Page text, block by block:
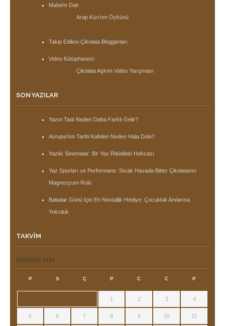
Mabel’e Dair
Arap Kızı’nın Öyküsü
Takip Edilesi Çikolata Bloggerları
Video Kütüphanesi
Çikolata Aşkım Video Yarışması
SON YAZILAR
Yazın Tadı Neden Daha Farklı Gelir?
Avrupa’nın Tarihi Kafeleri Neden Hala Dolu?
Yazlık Sinemalar: Bir Yaz Ritüelinin Hafızası
Yaz Sporları ve Performans: Sıcak Havada Bitter Çikolatanın
Magnezyum Rolü
Babalar Günü İçin En Nostaljik Hediye: Çocukluk Anılarına
Yolculuk
TAKVIM
AĞUSTOS 2024
P S Ç P C C P
1 2 3 4
5 6 7 8 9 10 11